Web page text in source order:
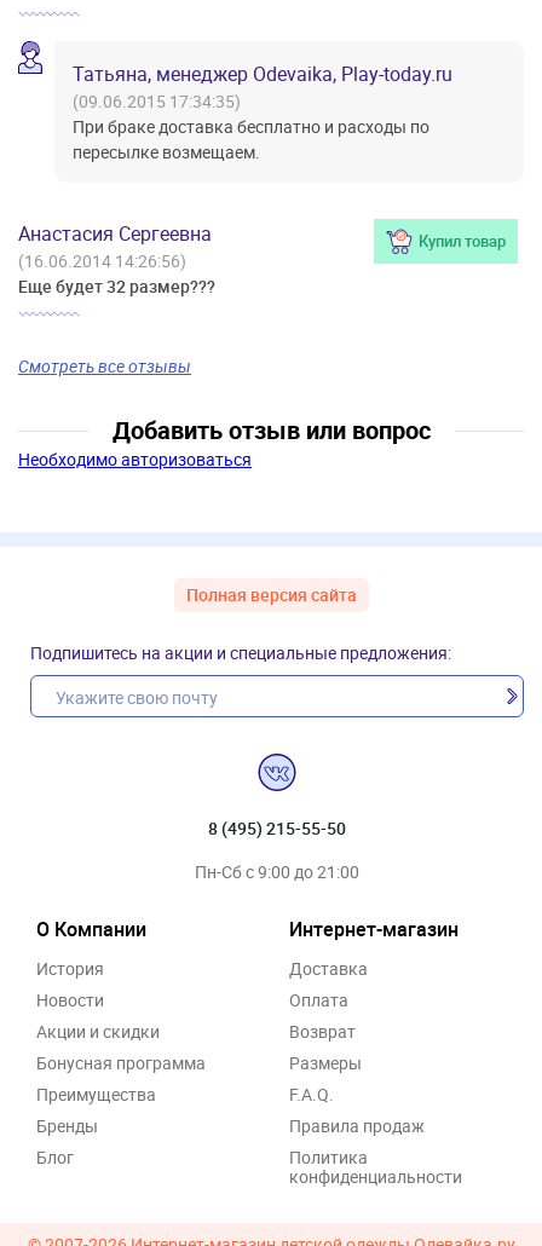
Татьяна, менеджер Odevaika, Play-today.ru
(09.06.2015 17:34:35)
При браке доставка бесплатно и расходы по
пересылке возмещаем.
Анастасия Сергеевна Купил товар
(16.06.2014 14:26:56)
Еще будет 32 размер???
Смотреть все отзывы
Добавить отзыв или вопрос
Необходимо авторизоваться
Полная версия сайта
Подпишитесь на акции и специальные предложения:
8 (495) 215-55-50
Пн-Сб с 9:00 до 21:00
О Компании
История
Новости
Акции и скидки
Бонусная программа
Преимущества
Бренды
Блог
Интернет-магазин
Доставка
Оплата
Возврат
Размеры
F.A.Q.
Правила продаж
Политика
конфиденциальности